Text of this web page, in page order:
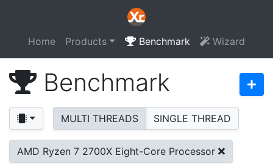
Home Products Benchmark Wizard
Benchmark
MULTI THREADS SINGLE THREAD
AMD Ryzen 7 2700X Eight-Core Processor